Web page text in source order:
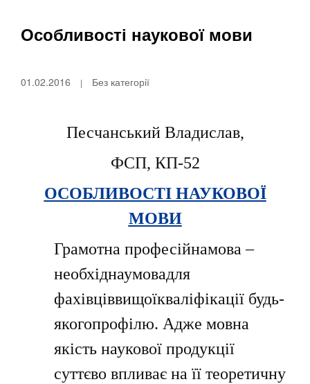
Особливості наукової мови
01.02.2016 Без категорії
Песчанський Владислав,
ФСП, КП-52
ОСОБЛИВОСТІ НАУКОВОЇ
МОВИ
Грамотна професійнамова –
необхіднаумовадля
фахівціввищоїкваліфікації будь-
якогопрофілю. Адже мовна
якість наукової продукції
суттєво впливає на її теоретичну